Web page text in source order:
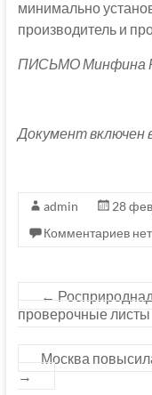
минимально
производитель и
ПИСЬМО Минфина
Документ включен
admin 28
Комментариев нет
←
проверочные листы
Москва
→